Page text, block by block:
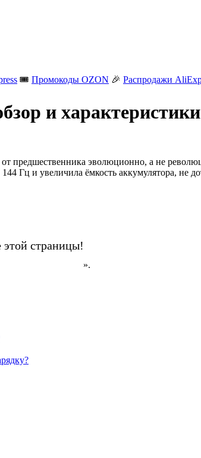
🎟️ Промокоды OZON 🎉 Распродажи
и характеристики
предшественника эволюционно, а не
Гц и увеличила ёмкость аккумулятора, не
страницы!
».